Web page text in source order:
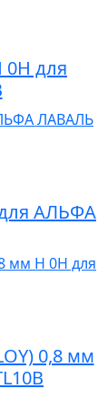
для
АЛЬФА
0,8 мм